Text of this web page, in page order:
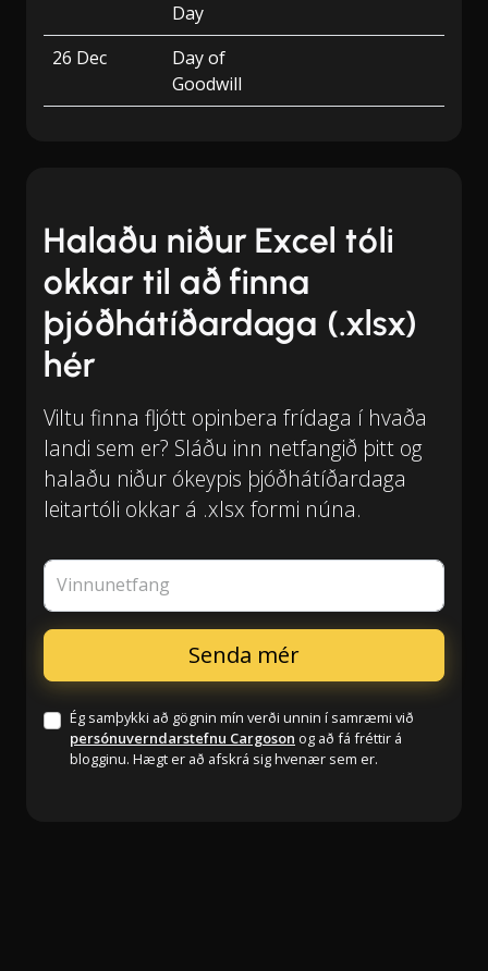
Day
26 Dec
Day of
Goodwill
Halaðu niður Excel tóli
okkar til að finna
þjóðhátíðardaga (.xlsx)
hér
Viltu finna fljótt opinbera frídaga í hvaða
landi sem er? Sláðu inn netfangið þitt og
halaðu niður ókeypis þjóðhátíðardaga
leitartóli okkar á .xlsx formi núna.
Vinnunetfang
Ég samþykki að gögnin mín verði unnin í samræmi við
persónuverndarstefnu Cargoson og að fá fréttir á
blogginu. Hægt er að afskrá sig hvenær sem er.